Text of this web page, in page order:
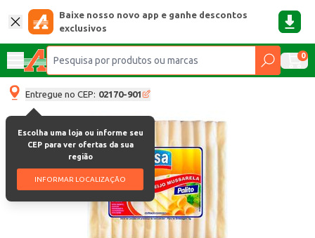
Baixe nosso novo app e ganhe descontos
exclusivos
0
Entregue no CEP: 02170-901
Escolha uma loja ou informe seu
CEP para ver ofertas da sua
região
INFORMAR LOCALIZAÇÃO